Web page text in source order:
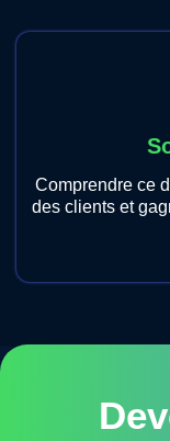
Comprendre ce
des clients et